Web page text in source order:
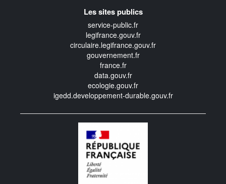
Les sites publics
service-public.fr
legifrance.gouv.fr
circulaire.legifrance.gouv.fr
gouvernement.fr
france.fr
data.gouv.fr
ecologie.gouv.fr
igedd.developpement-durable.gouv.fr